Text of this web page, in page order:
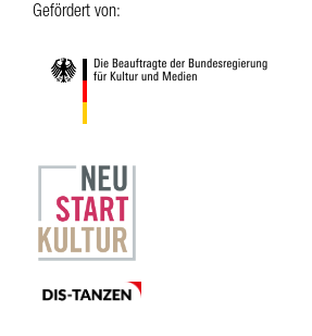
Gefördert von: